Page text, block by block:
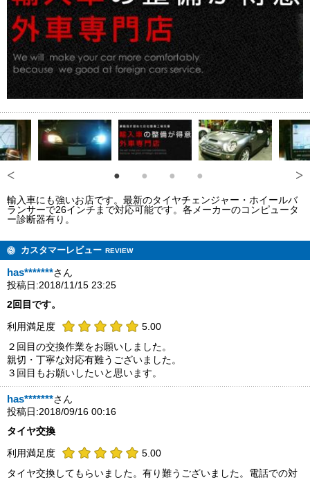
輸入車にも強いお店です。最新のタイヤチェンジャー・ホイールバ
ランサーで26インチまで対応可能です。各メーカーのコンピュータ
ー診断器有り。
カスタマーレビュー REVIEW
has*******さん
投稿日:2018/11/15 23:25
2回目です。
利用満足度
5.00
２回目の交換作業をお願いしました。
親切・丁寧な対応有難うございました。
３回目もお願いしたいと思います。
has*******さん
投稿日:2018/09/16 00:16
タイヤ交換
利用満足度
5.00
タイヤ交換してもらいました。有り難うございました。電話での対